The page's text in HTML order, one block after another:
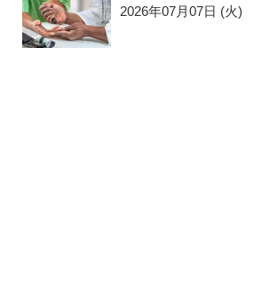
2026年07月07日 (火)